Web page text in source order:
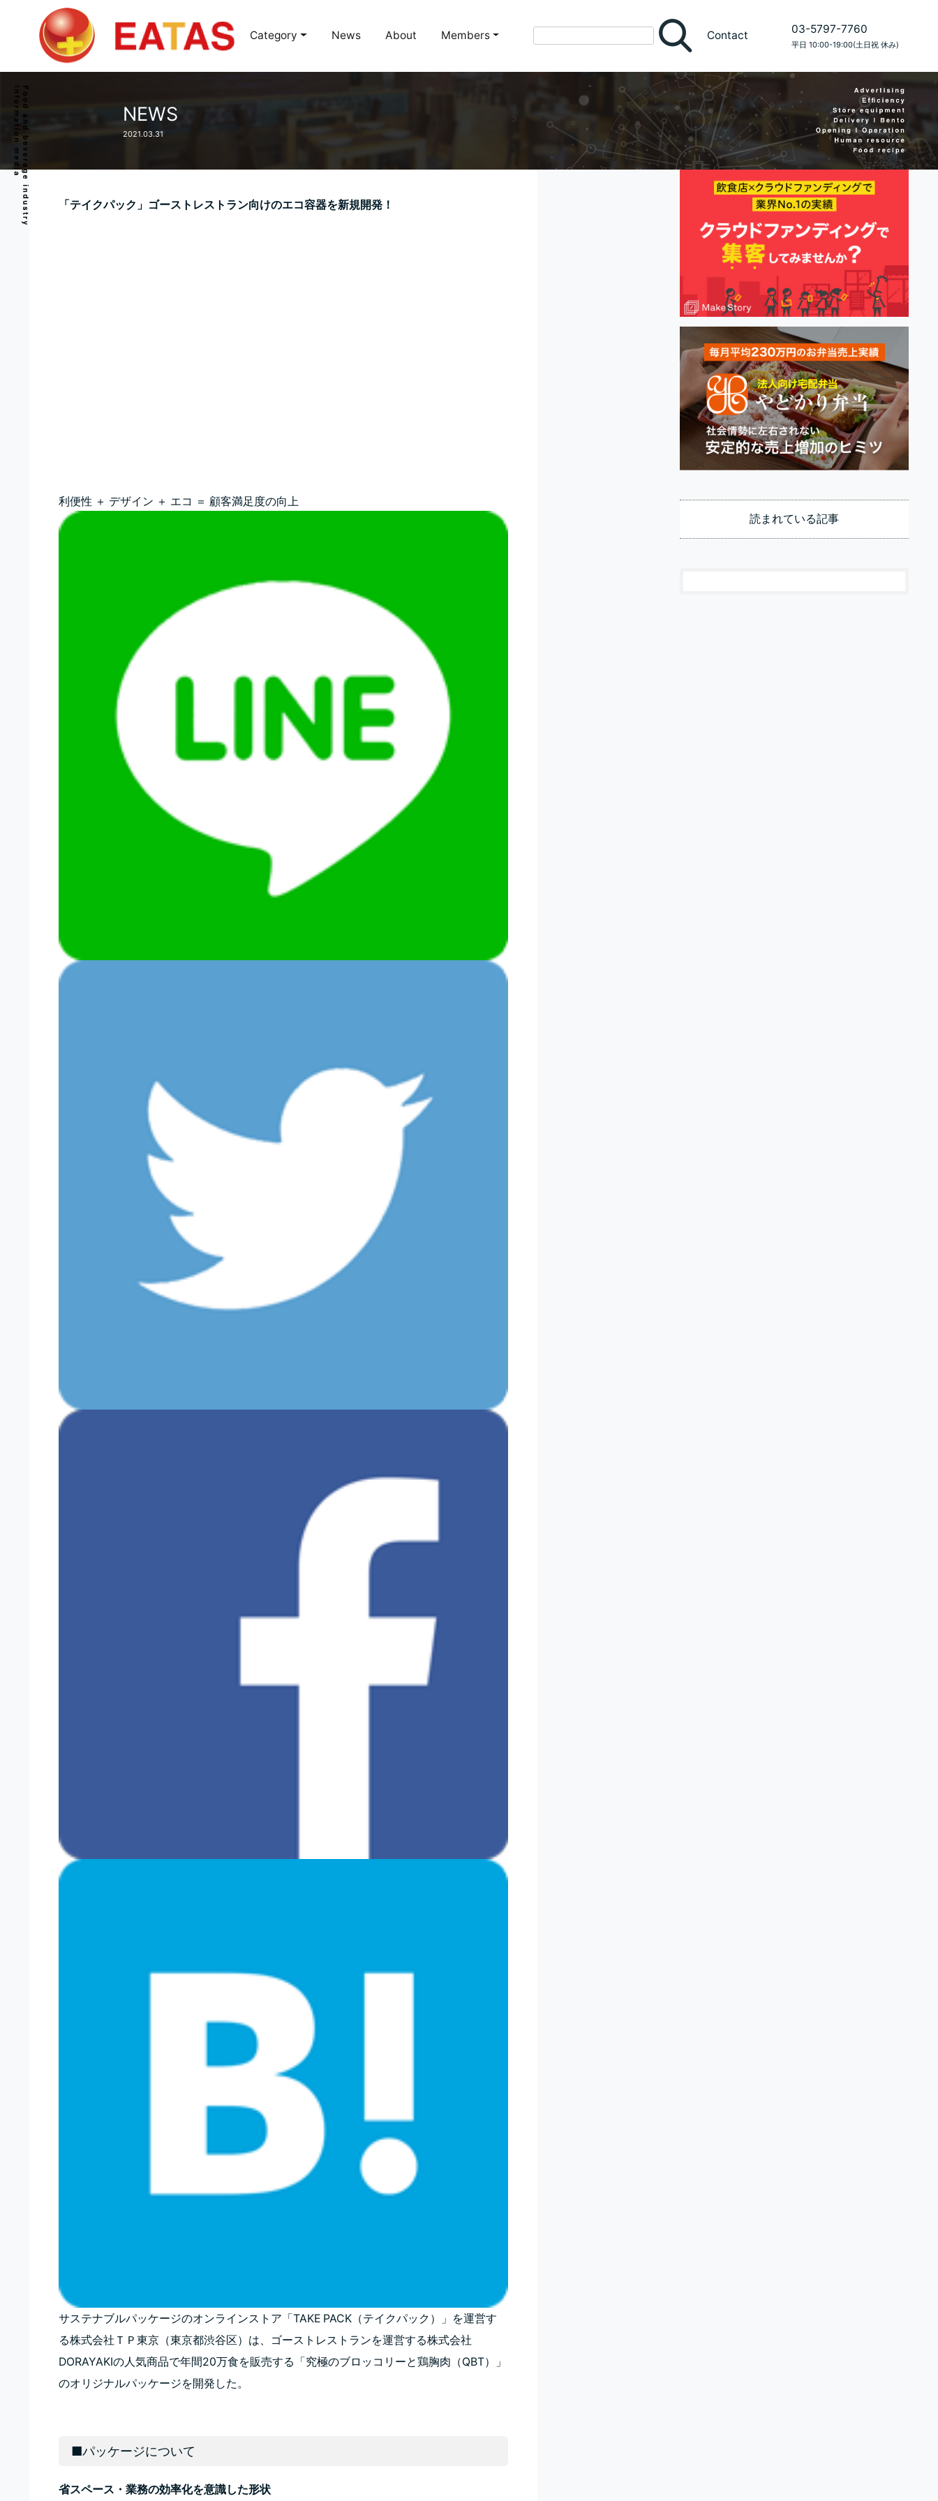
Category News About Members Contact 03-5797-7760
平日 10:00-19:00(土日祝 休み)
NEWS
2021.03.31
「テイクパック」ゴーストレストラン向けのエコ容器を新規開発！
利便性 ＋ デザイン ＋ エコ ＝ 顧客満足度の向上
サステナブルパッケージのオンラインストア「TAKE PACK（テイクパック）」を運営す
る株式会社ＴＰ東京（東京都渋谷区）は、ゴーストレストランを運営する株式会社
DORAYAKIの人気商品で年間20万食を販売する「究極のブロッコリーと鶏胸肉（QBT）」
のオリジナルパッケージを開発した。
■パッケージについて
省スペース・業務の効率化を意識した形状
読まれている記事